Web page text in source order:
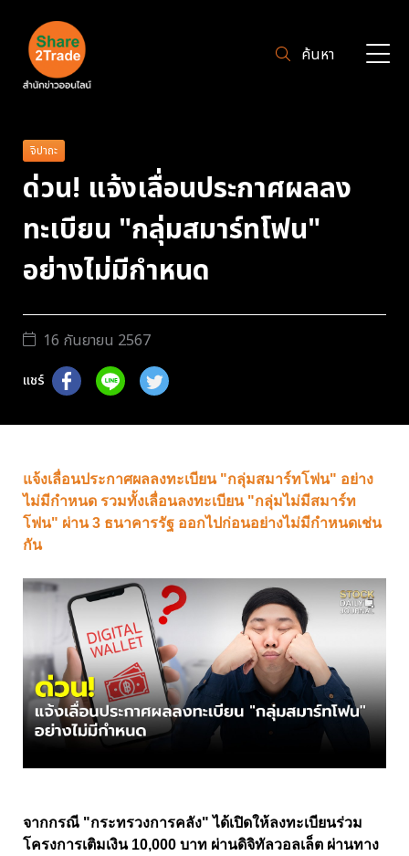
ค้นหา
จิปาถะ
ด่วน! แจ้งเลื่อนประกาศผลลง
ทะเบียน "กลุ่มสมาร์ทโฟน"
อย่างไม่มีกำหนด
16 กันยายน 2567
แชร์
แจ้งเลื่อนประกาศผลลงทะเบียน "กลุ่มสมาร์ทโฟน" อย่าง
ไม่มีกำหนด รวมทั้งเลื่อนลงทะเบียน "กลุ่มไม่มีสมาร์ท
โฟน" ผ่าน 3 ธนาคารรัฐ ออกไปก่อนอย่างไม่มีกำหนดเช่น
กัน
จากกรณี "กระทรวงการคลัง" ได้เปิดให้ลงทะเบียนร่วม
โครงการเติมเงิน 10,000 บาท ผ่านดิจิทัลวอลเล็ต ผ่านทาง